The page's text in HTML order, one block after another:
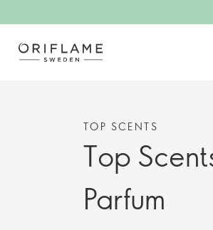
TOP SCENTS
Top
Parfum